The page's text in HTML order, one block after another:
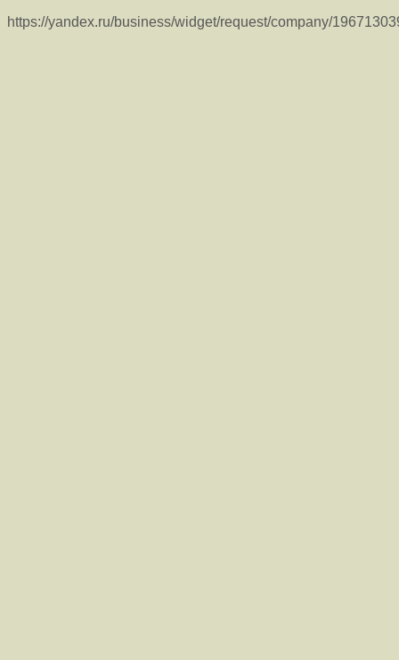
https://yandex.ru/business/widget/request/company/